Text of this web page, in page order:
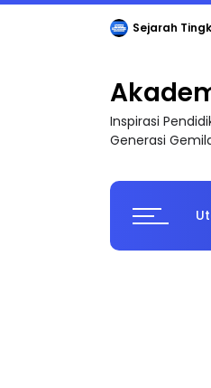
Sejarah
Inspirasi
Generasi